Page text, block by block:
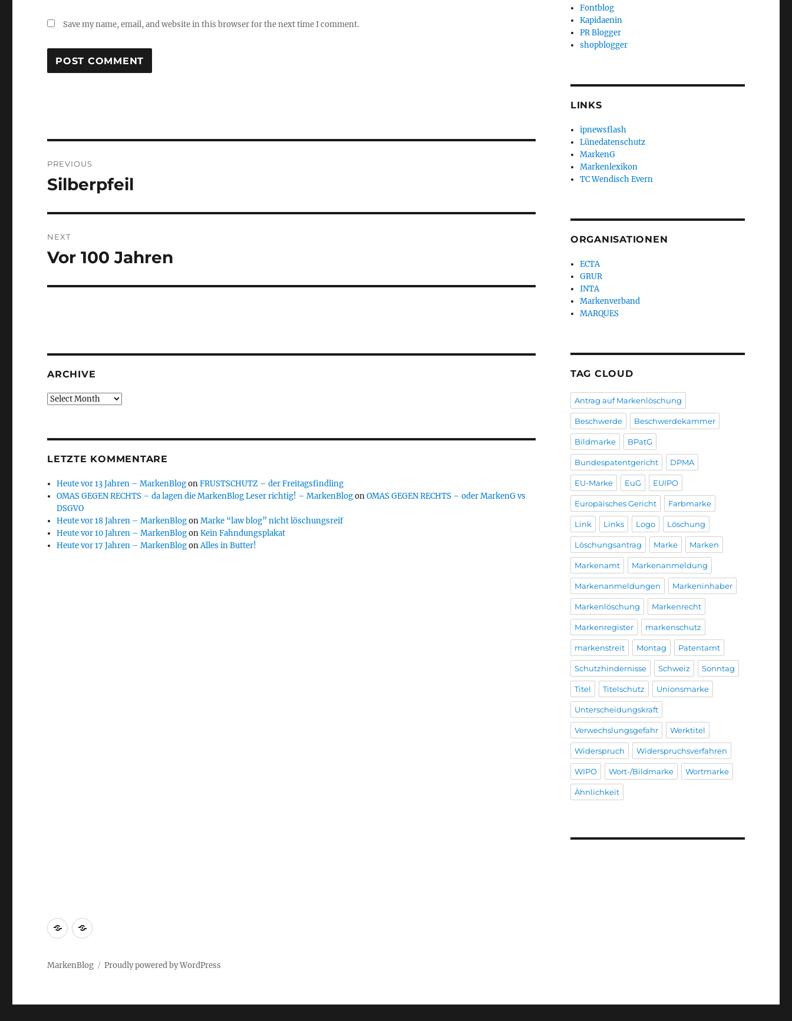
Save my name, email, and website in this browser for the next time I comment.
navigation
PREVIOUS
Previous
Silberpfeil
NEXT
Next
Vor 100 Jahren
ARCHIVE
Archive
LETZTE KOMMENTARE
Heute vor 13 Jahren – MarkenBlogonFRUSTSCHUTZ – der Freitagsfindling
OMAS GEGEN RECHTS – da lagen die MarkenBlog Leser richtig! – MarkenBlogonOMAS GEGEN RECHTS – oder MarkenG vs
DSGVO
Heute vor 18 Jahren – MarkenBlogonMarke “law blog” nicht löschungsreif
Heute vor 10 Jahren – MarkenBlogonKein Fahndungsplakat
Heute vor 17 Jahren – MarkenBlogonAlles in Butter!
Fontblog
Kapidaenin
PR Blogger
shopblogger
LINKS
ipnewsflash
Lünedatenschutz
MarkenG
Markenlexikon
TC Wendisch Evern
ORGANISATIONEN
ECTA
GRUR
INTA
Markenverband
MARQUES
TAG CLOUD
Antrag auf Markenlöschung
Beschwerde Beschwerdekammer
Bildmarke BPatG
Bundespatentgericht DPMA
EU-Marke EuG EUIPO
Europäisches Gericht Farbmarke
Link Links Logo Löschung
Löschungsantrag Marke Marken
Markenamt Markenanmeldung
Markenanmeldungen Markeninhaber
Markenlöschung Markenrecht
Markenregister markenschutz
markenstreit Montag Patentamt
Schutzhindernisse Schweiz Sonntag
Titel Titelschutz Unionsmarke
Unterscheidungskraft
Verwechslungsgefahr Werktitel
Widerspruch Widerspruchsverfahren
WIPO Wort-/Bildmarke Wortmarke
Ähnlichkeit
Markenrecherche
Gastbeiträge
MarkenBlog Proudly powered by WordPress